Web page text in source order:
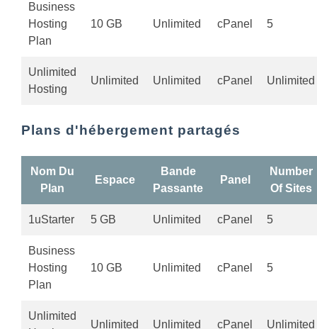
Business
Hosting
Plan
10 GB Unlimited cPanel 5
Unlimited
Hosting
Unlimited Unlimited cPanel Unlimited
Plans d'hébergement partagés
Nom Du
Plan
Espace
Bande
Passante
Panel
Number
Of Sites
1uStarter 5 GB Unlimited cPanel 5
Business
Hosting
Plan
10 GB Unlimited cPanel 5
Unlimited
Unlimited Unlimited cPanel Unlimited